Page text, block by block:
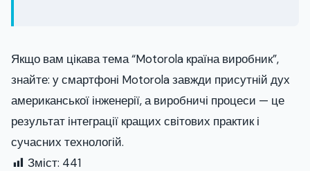
Якщо вам цікава тема “Motorola країна виробник”,
знайте: у смартфоні Motorola завжди присутній дух
американської інженерії, а виробничі процеси — це
результат інтеграції кращих світових практик і
сучасних технологій.
Зміст: 441